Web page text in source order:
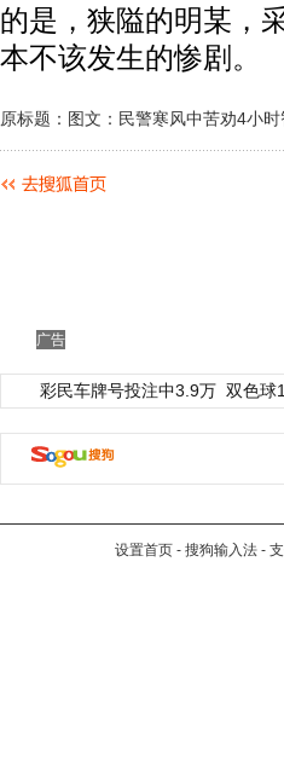
的是，狭隘的明某，
本不该发生的惨剧。
原标题：图文：民警寒风中苦劝4小
广告
彩民车牌号投注中3.9万 双色球
设置首页 - 搜狗输入法 -